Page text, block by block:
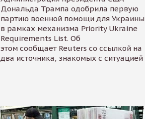
Дональда Трампа одобрила первую
партию военной помощи для Украины
в рамках механизма Priority Ukraine
Requirements List. Об
этом сообщает Reuters со ссылкой на
два источника, знакомых с ситуацией